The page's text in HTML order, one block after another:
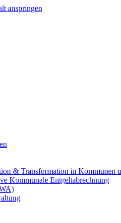
anspringen
& Transformation in Kommunen
Kommunale Entgeltabrechnung